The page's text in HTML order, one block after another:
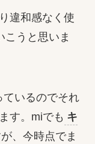
違和感なく使
こうと思いま
ているのでそれ
す。miでも キ
、今時点でま